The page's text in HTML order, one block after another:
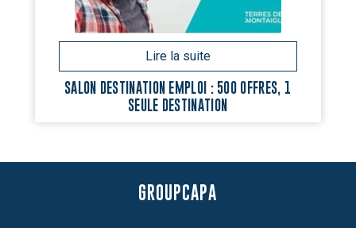
SALON DESTINATION EMPLOI : 500 OFFRES, 1
SEULE DESTINATION
GROUPCAPA